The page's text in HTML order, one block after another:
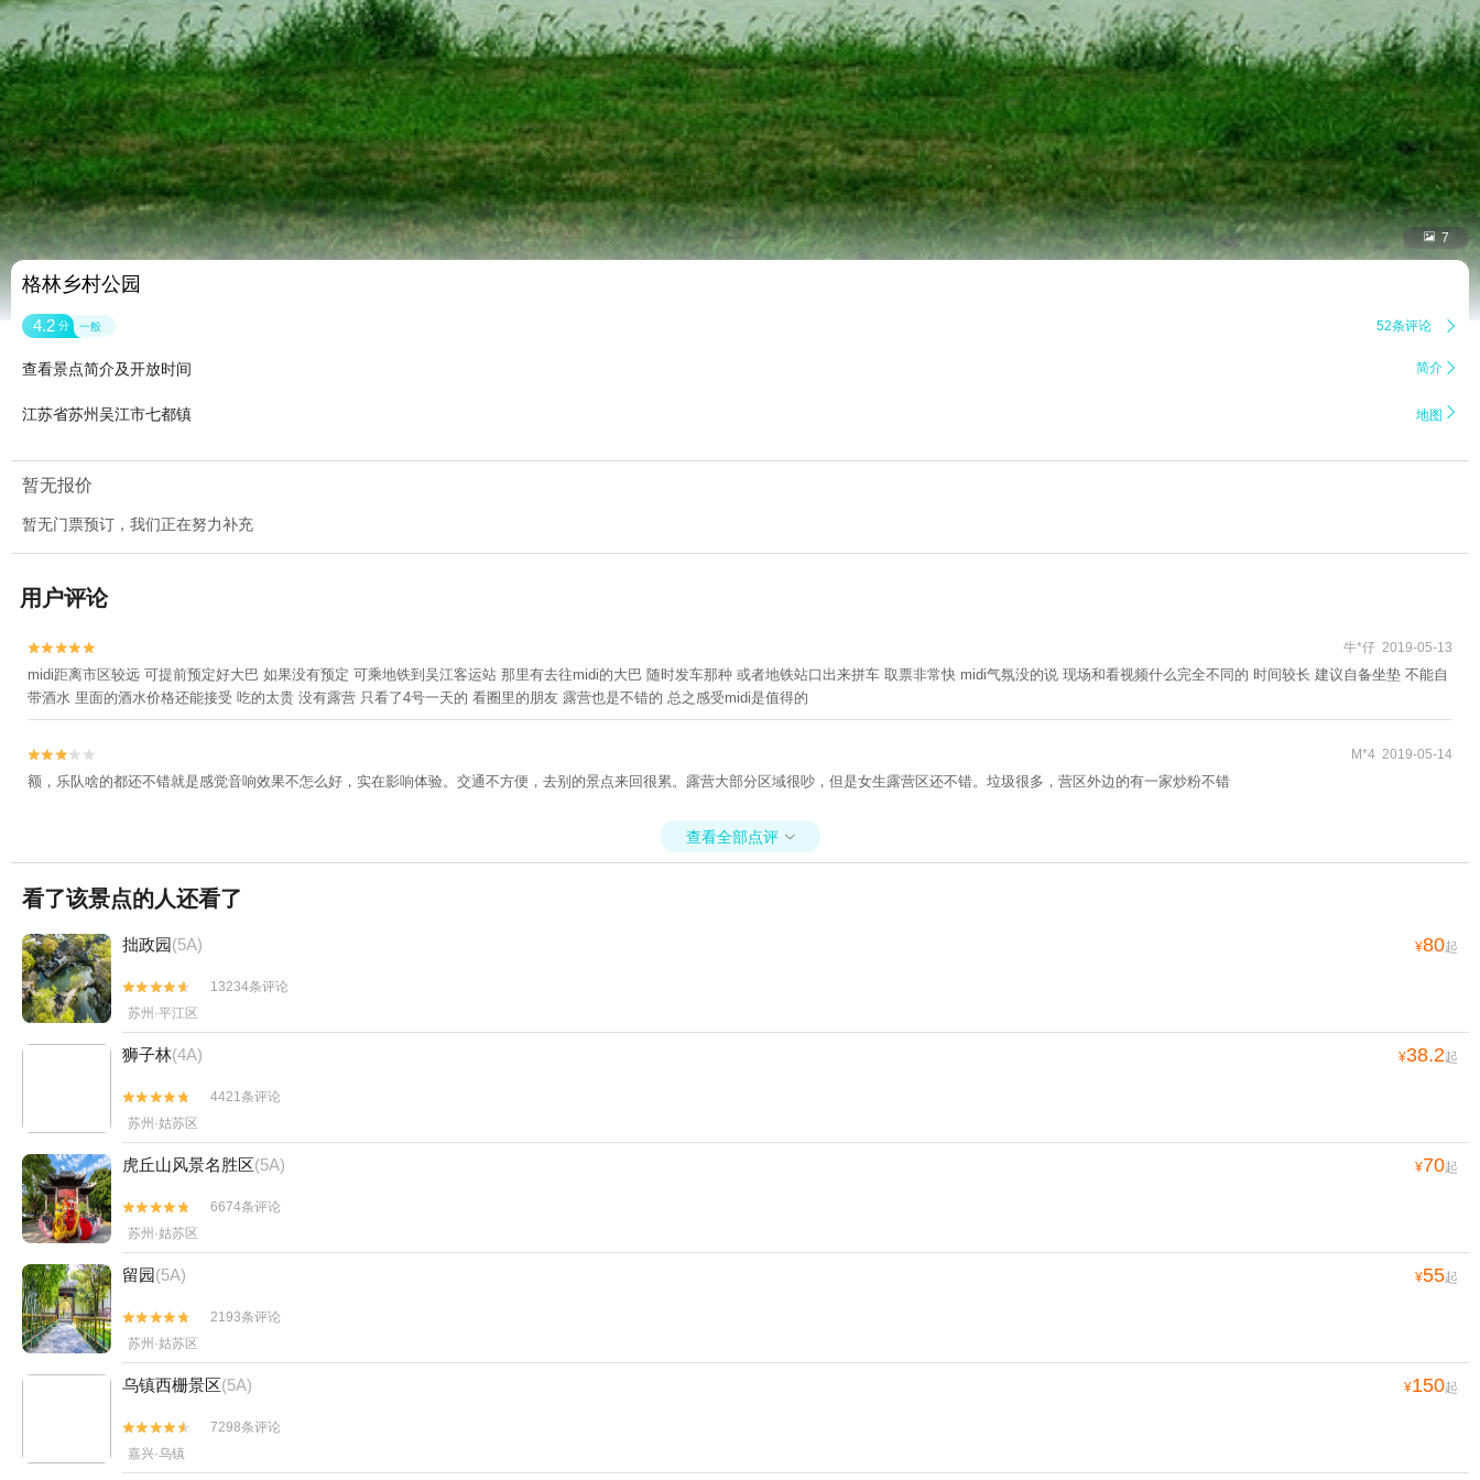
 7
格林乡村公园
4.2 分 一般 52条评论 
查看景点简介及开放时间 简介 
江苏省苏州吴江市七都镇 地图 
暂无报价
暂无门票预订，我们正在努力补充
用户评论

 牛*仔 2019-05-13
midi距离市区较远 可提前预定好大巴 如果没有预定 可乘地铁到吴江客运站 那里有去往midi的大巴 随时发车那种 或者地铁站口出来拼车 取票非常快 midi气氛没的说 现场和看视频什么完全不同的 时间较长 建议自备坐垫 不能自
带酒水 里面的酒水价格还能接受 吃的太贵 没有露营 只看了4号一天的 看圈里的朋友 露营也是不错的 总之感受midi是值得的

 M*4 2019-05-14
额，乐队啥的都还不错就是感觉音响效果不怎么好，实在影响体验。交通不方便，去别的景点来回很累。露营大部分区域很吵，但是女生露营区还不错。垃圾很多，营区外边的有一家炒粉不错
查看全部点评 
看了该景点的人还看了
拙政园(5A) ¥80起


13234条评论
苏州·平江区
狮子林(4A) ¥38.2起


4421条评论
苏州·姑苏区
虎丘山风景名胜区(5A) ¥70起


6674条评论
苏州·姑苏区
留园(5A) ¥55起


2193条评论
苏州·姑苏区
乌镇西栅景区(5A) ¥150起


7298条评论
嘉兴·乌镇